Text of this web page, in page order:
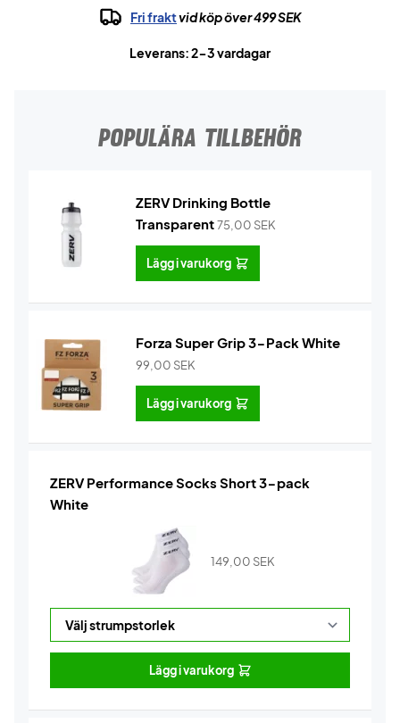
Fri fraktvid köp över 499 SEK
Leverans: 2-3 vardagar
POPULÄRA TILLBEHÖR
ZERV Drinking Bottle
Transparent75,00 SEK
Lägg i varukorg
Forza Super Grip 3-Pack White
99,00 SEK
Lägg i varukorg
ZERV Performance Socks Short 3-pack
White
149,00 SEK
Lägg i varukorg